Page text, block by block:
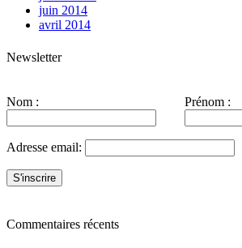
juin 2014
avril 2014
Newsletter
Nom : Prénom :
Adresse email:
Commentaires récents